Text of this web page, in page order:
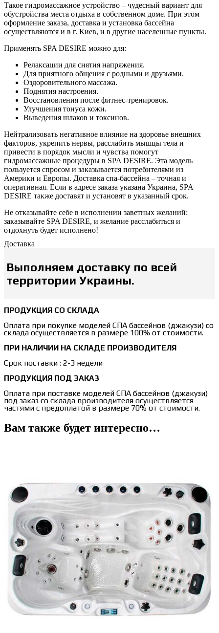
Такое гидромассажное устройство – чудесный вариант для
обустройства места отдыха в собственном доме. При этом
оформление заказа, доставка и установка бассейна
осуществляются и в г. Киев, и в другие населенные пункты.
Применять SPA DESIRE можно для:
Релаксации для снятия напряжения.
Для приятного общения с родными и друзьями.
Оздоровительного массажа.
Поднятия настроения.
Восстановления после фитнес-тренировок.
Улучшения тонуса кожи.
Выведения шлаков и токсинов.
Нейтрализовать негативное влияние на здоровье внешних
факторов, укрепить нервы, расслабить мышцы тела и
привести в порядок мысли и чувства помогут
гидромассажные процедуры в SPA DESIRE. Эта модель
пользуется спросом и заказывается потребителями из
Америки и Европы. Доставка спа-бассейна – точная и
оперативная. Если в адресе заказа указана Украина, SPA
DESIRE также доставят и установят в указанный срок.
Не отказывайте себе в исполнении заветных желаний:
заказывайте SPA DESIRE, и желание расслабиться и
отдохнуть будет исполнено!
Доставка
Выполняем доставку по всей
территории Украины.
ПРОДУКЦИЯ СО СКЛАДА
Оплата при покупке моделей СПА бассейнов (джакузи) со
склада осуществляется в размере 100% от стоимости.
ПРИ НАЛИЧИИ НА СКЛАДЕ ПРОИЗВОДИТЕЛЯ
Срок поставки : 2-3 недели
ПРОДУКЦИЯ ПОД ЗАКАЗ
Оплата при поставке моделей СПА бассейнов (джакузи)
под заказ со склада производителя осуществляется
частями с предоплатой в размере 70% от стоимости.
Вам также будет интересно…